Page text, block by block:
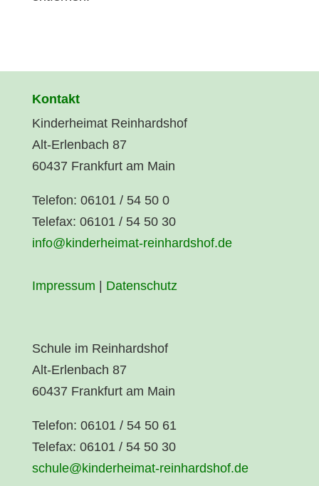
Kontakt
Kinderheimat Reinhardshof
Alt-Erlenbach 87
60437 Frankfurt am Main
Telefon: 06101 / 54 50 0
Telefax: 06101 / 54 50 30
info@kinderheimat-reinhardshof.de
Impressum Datenschutz
Schule im Reinhardshof
Alt-Erlenbach 87
60437 Frankfurt am Main
Telefon: 06101 / 54 50 61
Telefax: 06101 / 54 50 30
schule@kinderheimat-reinhardshof.de